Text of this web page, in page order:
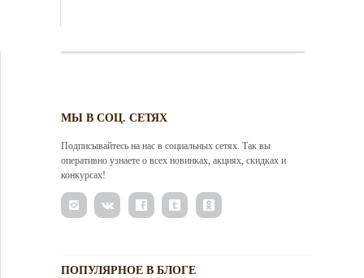
МЫ В СОЦ. СЕТЯХ
Подписывайтесь на нас в социальных сетях. Так вы
оперативно узнаете о всех новинках, акциях, скидках и
конкурсах!
ПОПУЛЯРНОЕ В БЛОГЕ